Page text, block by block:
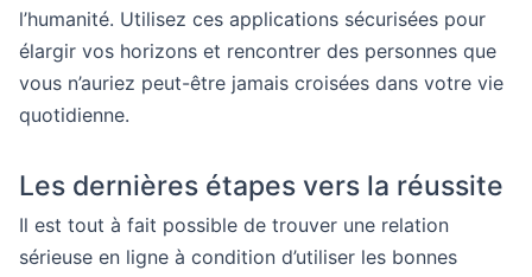
l’humanité. Utilisez ces applications sécurisées pour
élargir vos horizons et rencontrer des personnes que
vous n’auriez peut-être jamais croisées dans votre vie
quotidienne.
Les dernières étapes vers la réussite
Il est tout à fait possible de trouver une relation
sérieuse en ligne à condition d’utiliser les bonnes